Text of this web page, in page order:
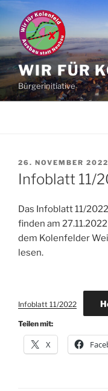
Zum
Inhalt
springen
WIR FÜR
Bürgerinitiative
VERÖFFENTLICHT
AM
26. NOVEMBER 2022
Infoblatt 11/
Das Infoblatt 11/
finden am
dem Kolenfelder
lesen.
Infoblatt 11/2022
Teilen mit:
X